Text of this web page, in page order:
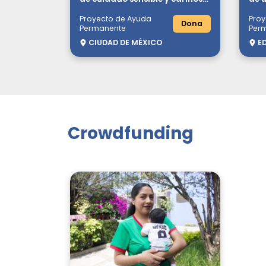
situación de vulnerabilidad
Proyecto de Ayuda
Permanente
Dona
CIUDAD DE MÉXICO
Crowdfunding